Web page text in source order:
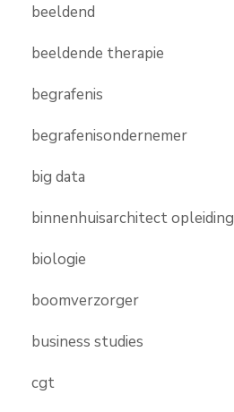
beeldend
beeldende therapie
begrafenis
begrafenisondernemer
big data
binnenhuisarchitect opleiding
biologie
boomverzorger
business studies
cgt